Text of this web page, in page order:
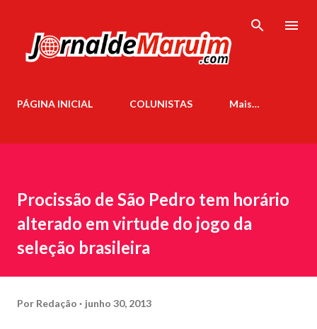
PÁGINA INICIAL COLUNISTAS Mais…
Procissão de São Pedro tem horário
alterado em virtude do jogo da
seleção brasileira
Por Redação junho 30, 2013